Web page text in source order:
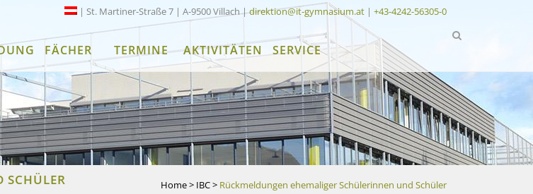
| St. Martiner-Straße 7 | A-9500 Villach |direktion@it-gymnasium.at | +43-4242-56305-0
FÄCHER TERMINE AKTIVITÄTEN SERVICE
SCHÜLER Home> IBC> Rückmeldungen ehemaliger Schülerinnen und Schüler